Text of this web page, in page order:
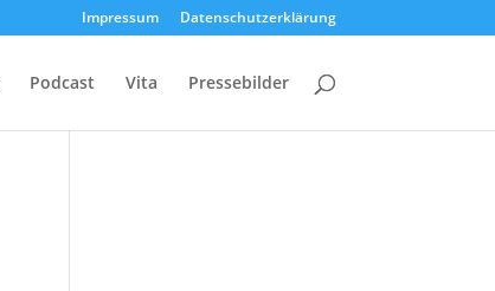
Impressum Datenschutzerklärung
Podcast Vita Pressebilder